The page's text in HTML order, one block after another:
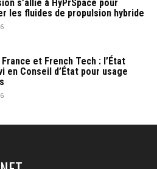
s’allie à HyPrSpace pour
les fluides de propulsion hybride
et French Tech : l’État
en Conseil d’État pour usage